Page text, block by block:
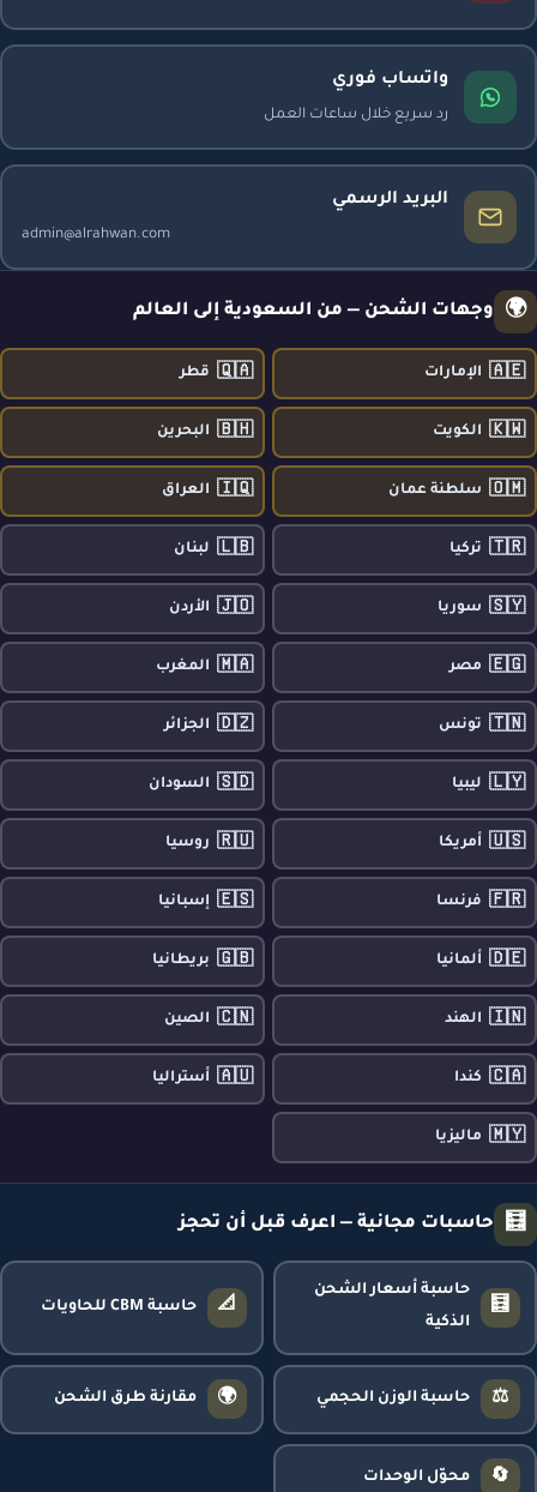
واتساب فوري
رد سريع خلال ساعات العمل
البريد الرسمي
admin@alrahwan.com
🌍 وجهات الشحن — من السعودية إلى العالم
🇦🇪 الإمارات 🇶🇦 قطر
🇰🇼 الكويت 🇧🇭 البحرين
🇴🇲 سلطنة عمان 🇮🇶 العراق
🇹🇷 تركيا 🇱🇧 لبنان
🇸🇾 سوريا 🇯🇴 الأردن
🇪🇬 مصر 🇲🇦 المغرب
🇹🇳 تونس 🇩🇿 الجزائر
🇱🇾 ليبيا 🇸🇩 السودان
🇺🇸 أمريكا 🇷🇺 روسيا
🇫🇷 فرنسا 🇪🇸 إسبانيا
🇩🇪 ألمانيا 🇬🇧 بريطانيا
🇮🇳 الهند 🇨🇳 الصين
🇨🇦 كندا 🇦🇺 أستراليا
🇲🇾 ماليزيا
🧮 حاسبات مجانية — اعرف قبل أن تحجز
🧮
حاسبة أسعار الشحن
الذكية
📐 حاسبة CBM للحاويات
⚖️ حاسبة الوزن الحجمي 🌍 مقارنة طرق الشحن
🔄 محوّل الوحدات